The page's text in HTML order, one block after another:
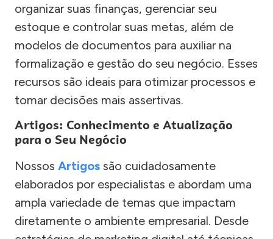
organizar suas finanças, gerenciar seu
estoque e controlar suas metas, além de
modelos de documentos para auxiliar na
formalização e gestão do seu negócio. Esses
recursos são ideais para otimizar processos e
tomar decisões mais assertivas.
Artigos: Conhecimento e Atualização
para o Seu Negócio
Nossos Artigos são cuidadosamente
elaborados por especialistas e abordam uma
ampla variedade de temas que impactam
diretamente o ambiente empresarial. Desde